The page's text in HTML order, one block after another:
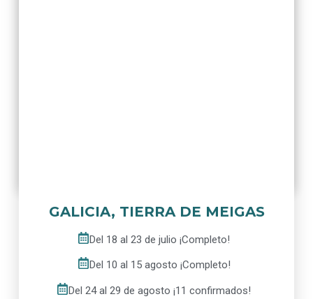
GALICIA, TIERRA DE MEIGAS
Del 18 al 23 de julio ¡Completo!
Del 10 al 15 agosto ¡Completo!
Del 24 al 29 de agosto ¡11 confirmados!